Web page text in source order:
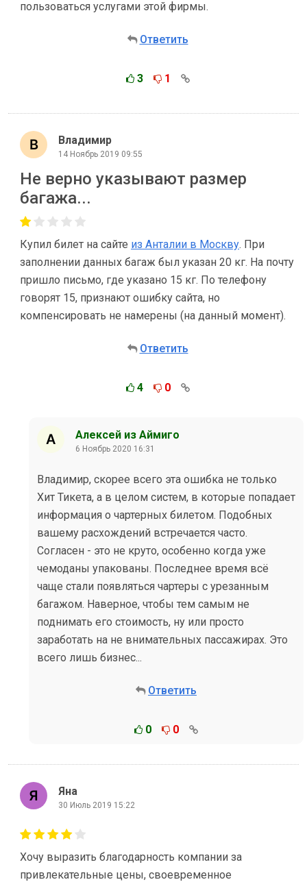
пользоваться услугами этой фирмы.
Ответить
3 1
Владимир
14 Ноябрь 2019 09:55
Не верно указывают размер
багажа...
Купил билет на сайте из Анталии в Москву. При
заполнении данных багаж был указан 20 кг. На почту
пришло письмо, где указано 15 кг. По телефону
говорят 15, признают ошибку сайта, но
компенсировать не намерены (на данный момент).
Ответить
4 0
Алексей из Аймиго
6 Ноябрь 2020 16:31
Владимир, скорее всего эта ошибка не только
Хит Тикета, а в целом систем, в которые попадает
информация о чартерных билетом. Подобных
вашему расхождений встречается часто.
Согласен - это не круто, особенно когда уже
чемоданы упакованы. Последнее время всё
чаще стали появляться чартеры с урезанным
багажом. Наверное, чтобы тем самым не
поднимать его стоимость, ну или просто
заработать на не внимательных пассажирах. Это
всего лишь бизнес...
Ответить
0 0
Яна
30 Июль 2019 15:22
Хочу выразить благодарность компании за
привлекательные цены, своевременное